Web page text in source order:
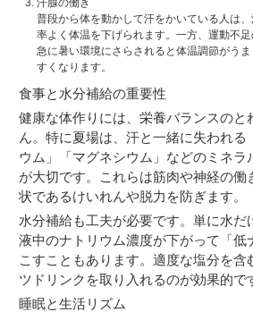
汗腺の働き
普段から体を動かして汗をかいている人は
率よく体温を下げられます。一方、運動不足
急に暑い環境にさらされると体温調節がう
すくなります。
食事と水分補給の重要性
健康な体作りには、栄養バランスのと
ん。特に夏場は、汗と一緒に失われる
ウム」「マグネシウム」などのミネラ
が大切です。これらは筋肉や神経の働
状であるけいれんや脱力を防ぎます。
水分補給も工夫が必要です。単に水だ
液中のナトリウム濃度が下がって「低
こすこともあります。適度な塩分を含
ツドリンクを取り入れるのが効果的で
睡眠と生活リズム